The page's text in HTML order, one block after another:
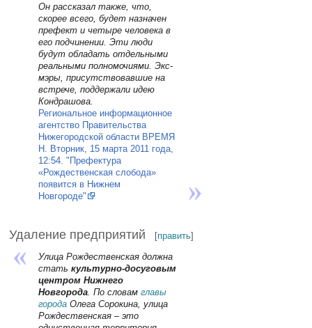
Он рассказал также, что,
скорее всего, будет назначен
префект и четыре человека в
его подчинении. Эти люди
будут обладать отдельными
реальными полномочиями. Экс-
мэры, присутствовавшие на
встрече, поддержали идею
Кондрашова.
Региональное информационное
агентство Правительства
Нижегородской области ВРЕМЯ
Н. Вторник, 15 марта 2011 года,
12:54. "Префектура
«Рождественская слобода»
появится в Нижнем
Новгороде"
Удаление предприятий [править]
Улица Рождественская должна
стать культурно-досуговым
центром Нижнего
Новгорода . По словамглавы
города Олега Сорокина, улица
Рождественская – это